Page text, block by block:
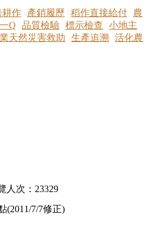
耕作 產銷履歷 稻作直接給付
農
Q 品質檢驗 標示檢查
小地主
天然災害救助 生產追溯
活化農
人次：23329
(2011/7/7修正)